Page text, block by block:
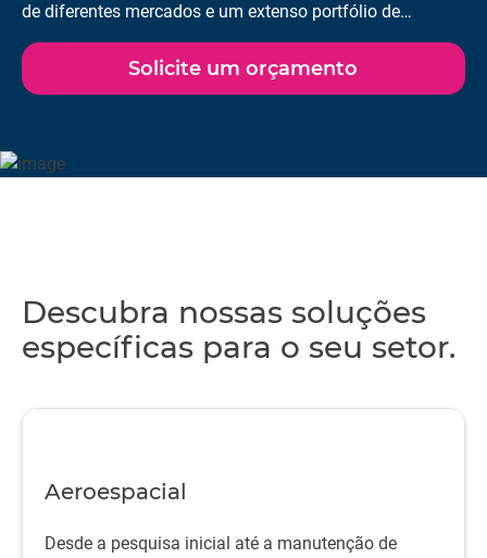
de diferentes mercados e um extenso portfólio de
soluções que combina hardware, software e serviços, a
HBK pode oferecer as soluções de medição e validação
mais adequadas para aprimorar seus novos projetos,
Solicite um orçamento
Descubra nossas soluções
específicas para o seu setor.
Aeroespacial
Desde a pesquisa inicial até a manutenção de